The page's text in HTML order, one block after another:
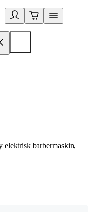
elektrisk barbermaskin,